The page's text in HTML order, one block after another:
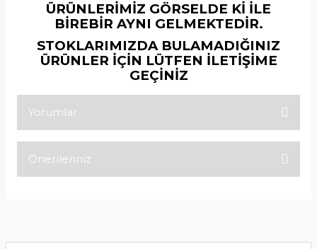
ÜRÜNLERİMİZ GÖRSELDE Kİ İLE
BİREBİR AYNI GELMEKTEDİR.
STOKLARIMIZDA BULAMADIĞINIZ
ÜRÜNLER İÇİN LÜTFEN İLETİŞİME
GEÇİNİZ
Yorumlar
Önerileriniz